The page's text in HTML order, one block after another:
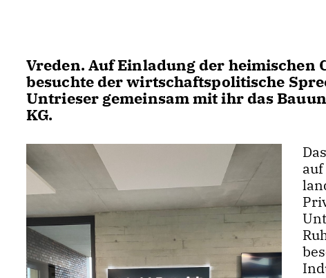
Vreden. Auf Einladung der heimischen
besuchte der wirtschaftspolitische
Untrieser gemeinsam mit ihr das
KG.